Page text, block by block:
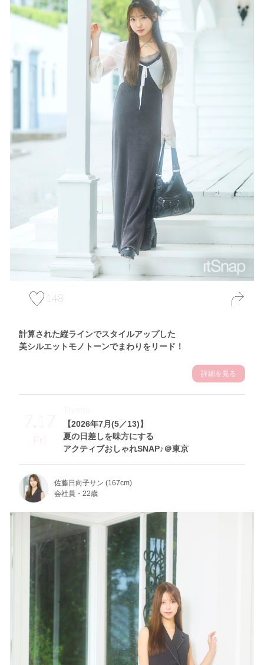
148
計算された縦ラインでスタイルアップした
美シルエットモノトーンでまわりをリード！
詳細を見る
7.17
Fri
【2026年7月(5／13)】
夏の日差しを味方にする
アクティブおしゃれSNAP♪＠東京
Theme
佐藤日向子サン (167cm)
会社員・22歳